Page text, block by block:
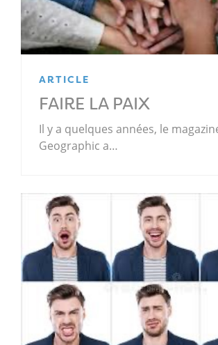
ARTICLE
FAIRE LA PAIX
Il y a quelques années, le
Geographic a…